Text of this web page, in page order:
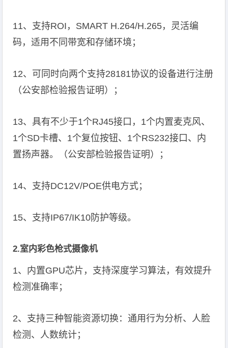
11、支持ROI，SMART H.264/H.265，灵活编
码，适用不同带宽和存储环境；
12、可同时向两个支持28181协议的设备进行注册
（公安部检验报告证明）；
13、具有不少于1个RJ45接口，1个内置麦克风、
1个SD卡槽、1个复位按钮、1个RS232接口、内
置扬声器。（公安部检验报告证明）；
14、支持DC12V/POE供电方式；
15、支持IP67/IK10防护等级。
2.室内彩色枪式摄像机
1、内置GPU芯片，支持深度学习算法，有效提升
检测准确率；
2、支持三种智能资源切换：通用行为分析、人脸
检测、人数统计；